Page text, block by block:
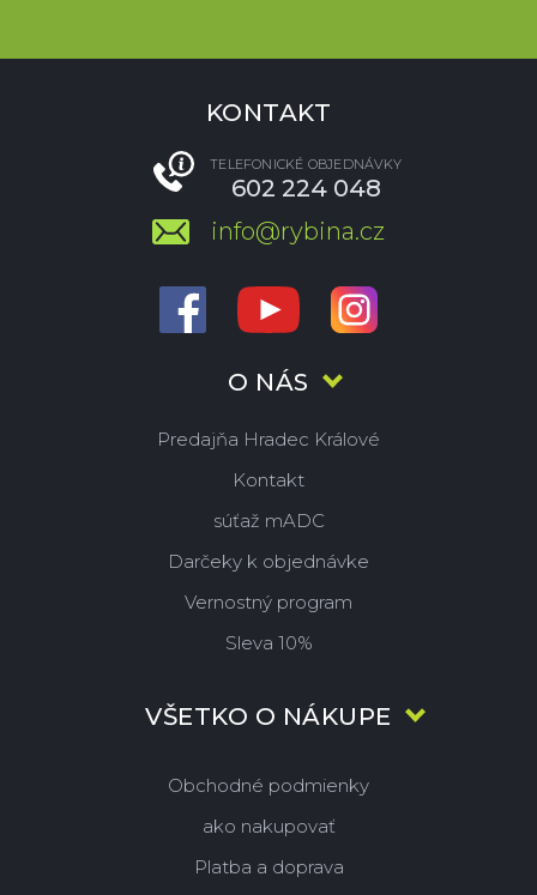
O NÁS
Predajňa Hradec Králové
Kontakt
súťaž mADC
Darčeky k objednávke
Vernostný program
Sleva 10%
VŠETKO O NÁKUPE
Obchodné podmienky
ako nakupovať
Platba a doprava
KONTAKT
TELEFONICKÉ OBJEDNÁVKY
602 224 048
info@rybina.cz